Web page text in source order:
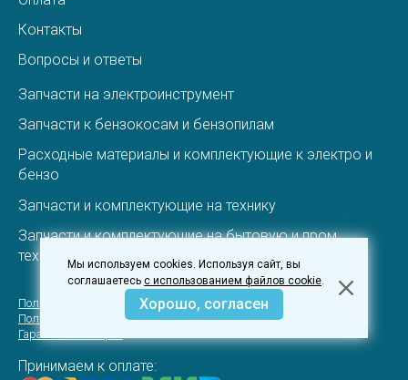
Контакты
Вопросы и ответы
Запчасти на электроинструмент
Запчасти к бензокосам и бензопилам
Расходные материалы и комплектующие к электро и
бензо
Запчасти и комплектующие на технику
Запчасти и комплектующие на бытовую и пром.
технику
Пользовательское соглашение
Политика конфеденциальности
Гарантия и вовзрат
Принимаем к оплате:
Мы используем cookies. Используя сайт, вы
соглашаетесь с использованием файлов cookie.
Хорошо, согласен